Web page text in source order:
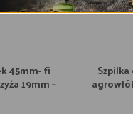
45mm- fi
19mm –